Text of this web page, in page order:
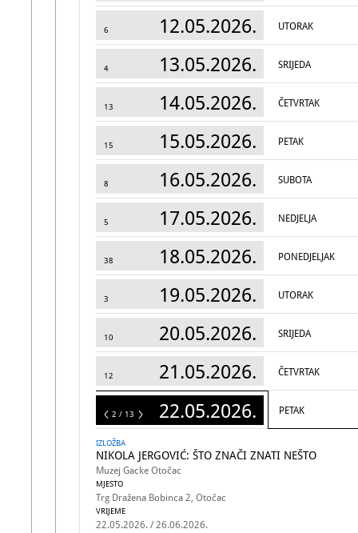
6 12.05.2026. UTORAK
4 13.05.2026. SRIJEDA
13 14.05.2026. ČETVRTAK
15 15.05.2026. PETAK
8 16.05.2026. SUBOTA
5 17.05.2026. NEDJELJA
38 18.05.2026. PONEDJELJAK
3 19.05.2026. UTORAK
10 20.05.2026. SRIJEDA
12 21.05.2026. ČETVRTAK
13 22.05.2026. PETAK
2 / 13
IZLOŽBA
NIKOLA JERGOVIĆ: ŠTO ZNAČI ZNATI NEŠTO
Muzej Gacke Otočac
MJESTO
Trg Dražena Bobinca 2, Otočac
VRIJEME
22.05.2026. / 26.06.2026.